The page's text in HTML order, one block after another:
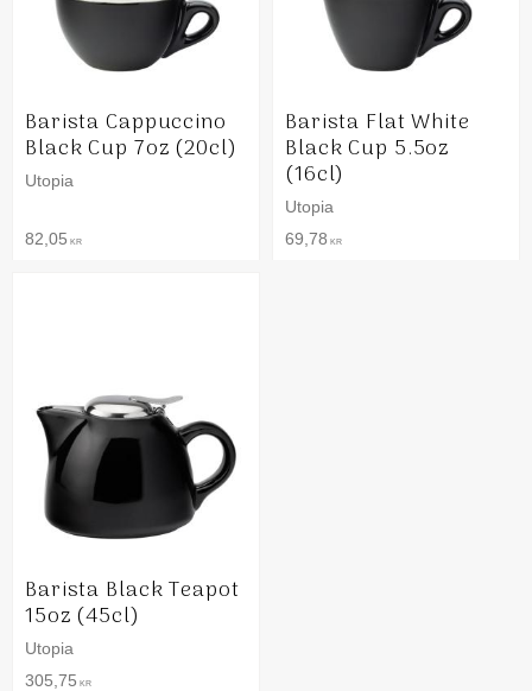
Barista Cappuccino
Black Cup 7oz (20cl)
Utopia
82,05 KR
Barista Flat White
Black Cup 5.5oz
(16cl)
Utopia
69,78 KR
Barista Black Teapot
15oz (45cl)
Utopia
305,75 KR